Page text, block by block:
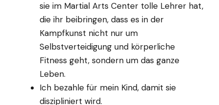
sie im Martial Arts Center tolle Lehrer hat,
die ihr beibringen, dass es in der
Kampfkunst nicht nur um
Selbstverteidigung und körperliche
Fitness geht, sondern um das ganze
Leben.
Ich bezahle für mein Kind, damit sie
diszipliniert wird.